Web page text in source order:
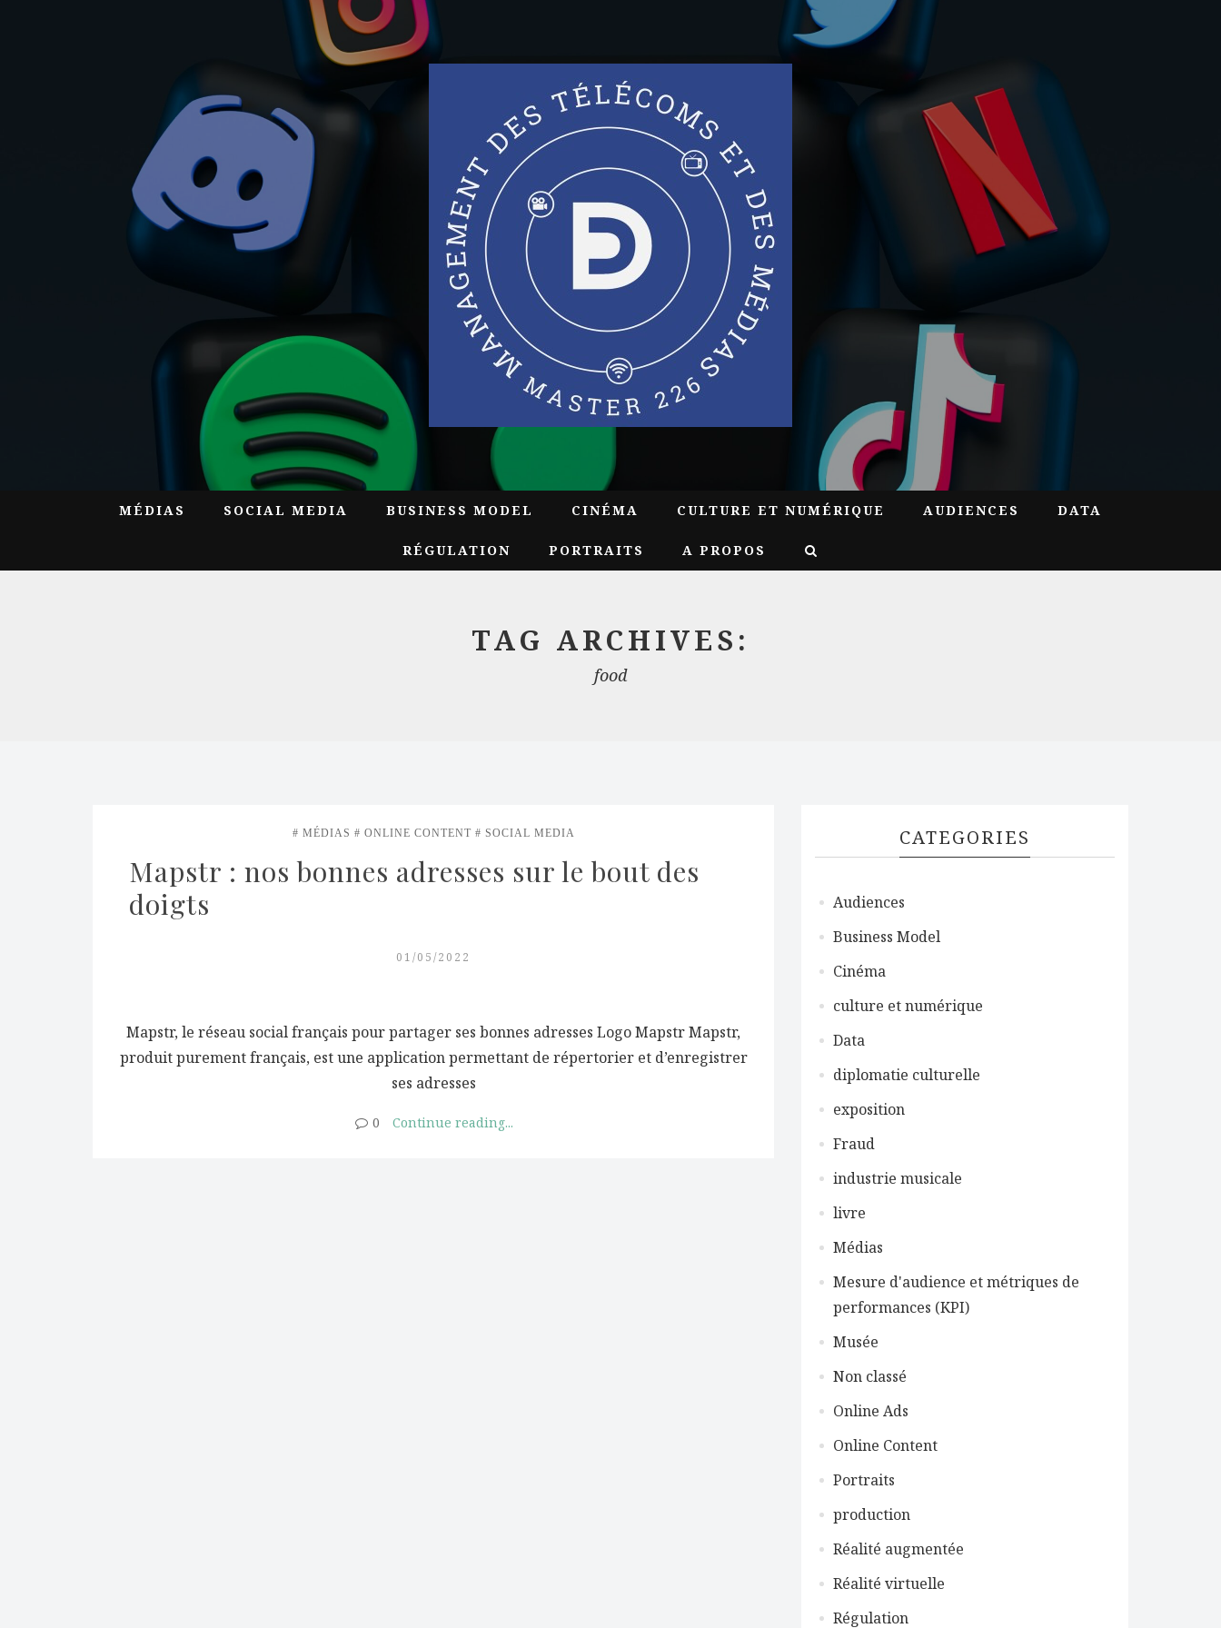
MÉDIAS SOCIAL MEDIA BUSINESS MODEL CINÉMA CULTURE ET NUMÉRIQUE AUDIENCES DATA
RÉGULATION PORTRAITS A PROPOS
TAG ARCHIVES:
food
MÉDIAS ONLINE CONTENT SOCIAL MEDIA
Mapstr : nos bonnes adresses sur le bout des
doigts
01/05/2022
Mapstr, le réseau social français pour partager ses bonnes adresses Logo Mapstr Mapstr,
produit purement français, est une application permettant de répertorier et d’enregistrer
ses adresses
0 Continue reading...
CATEGORIES
Audiences
Business Model
Cinéma
culture et numérique
Data
diplomatie culturelle
exposition
Fraud
industrie musicale
livre
Médias
Mesure d'audience et métriques de
performances (KPI)
Musée
Non classé
Online Ads
Online Content
Portraits
production
Réalité augmentée
Réalité virtuelle
Régulation